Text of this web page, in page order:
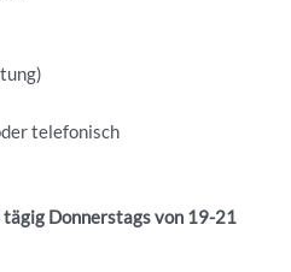
telefonisch
tägig Donnerstags von 19-21